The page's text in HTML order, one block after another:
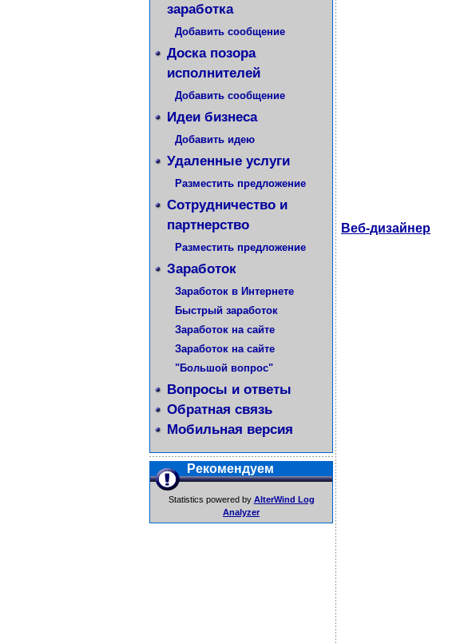
заработка
Добавить сообщение
Доска позора
исполнителей
Добавить сообщение
Идеи бизнеса
Добавить идею
Удаленные услуги
Разместить предложение
Сотрудничество и
партнерство
Разместить предложение
Заработок
Заработок в Интернете
Быстрый заработок
Заработок на сайте
Заработок на сайте
"Большой вопрос"
Вопросы и ответы
Обратная связь
Мобильная версия
Рекомендуем
Statistics powered by AlterWind Log
Analyzer
Веб-дизайнер